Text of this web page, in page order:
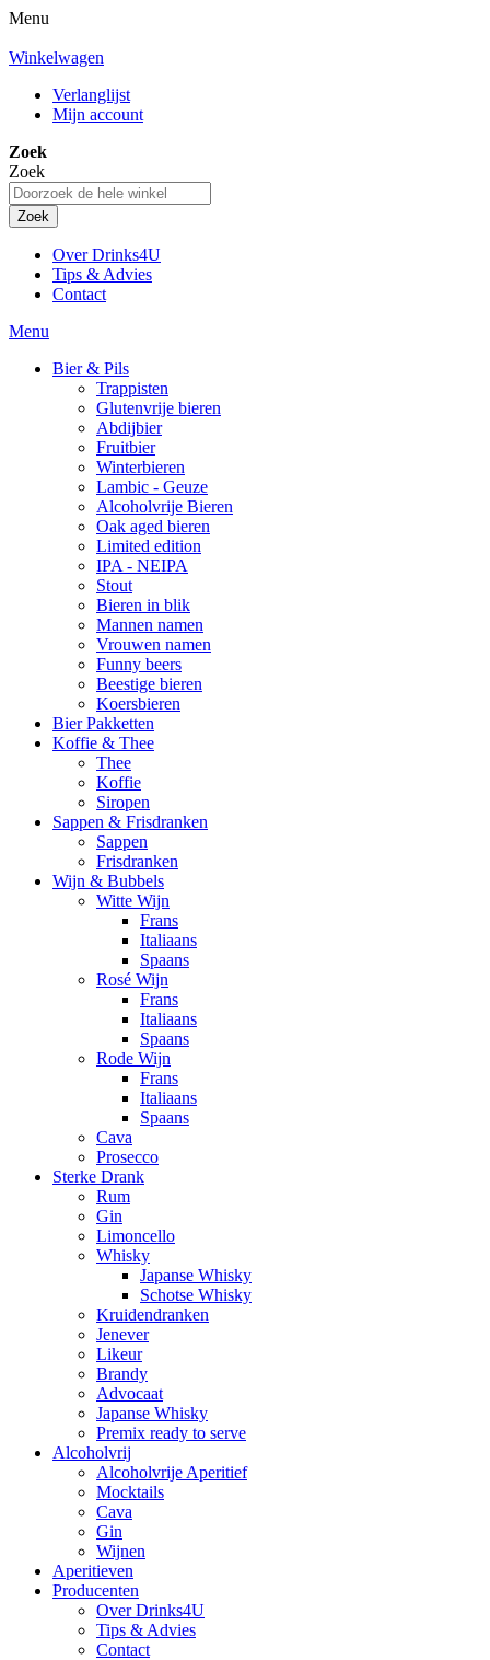
Menu
Winkelwagen
Verlanglijst
Mijn account
Zoek
Zoek
Zoek
Over Drinks4U
Tips & Advies
Contact
Menu
Bier & Pils
Trappisten
Glutenvrije bieren
Abdijbier
Fruitbier
Winterbieren
Lambic - Geuze
Alcoholvrije Bieren
Oak aged bieren
Limited edition
IPA - NEIPA
Stout
Bieren in blik
Mannen namen
Vrouwen namen
Funny beers
Beestige bieren
Koersbieren
Bier Pakketten
Koffie & Thee
Thee
Koffie
Siropen
Sappen & Frisdranken
Sappen
Frisdranken
Wijn & Bubbels
Witte Wijn
Frans
Italiaans
Spaans
Rosé Wijn
Frans
Italiaans
Spaans
Rode Wijn
Frans
Italiaans
Spaans
Cava
Prosecco
Sterke Drank
Rum
Gin
Limoncello
Whisky
Japanse Whisky
Schotse Whisky
Kruidendranken
Jenever
Likeur
Brandy
Advocaat
Japanse Whisky
Premix ready to serve
Alcoholvrij
Alcoholvrije Aperitief
Mocktails
Cava
Gin
Wijnen
Aperitieven
Producenten
Over Drinks4U
Tips & Advies
Contact